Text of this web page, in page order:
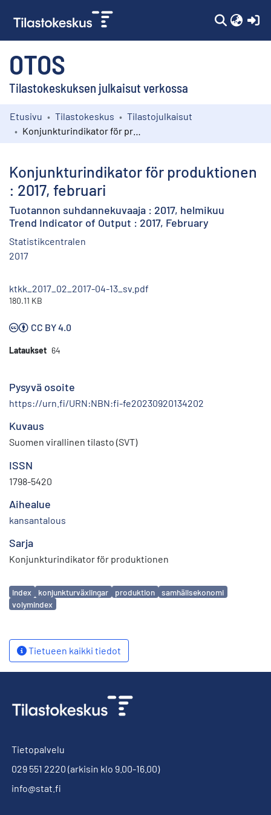
OTOS
Tilastokeskuksen julkaisut verkossa
Kokoelmat
Etusivu Tilastokeskus
Tilastojulkaisut
Konjunkturindikator för produktionen
: 2017, februari
Tuotannon suhdannekuvaaja : 2017, helmikuu
Trend Indicator of Output : 2017, February
Statistikcentralen
2017
ktkk_2017_02_2017-04-13_sv.pdf
180.11 KB
CC BY 4.0
Lataukset 64
Pysyvä osoite
https://urn.fi/URN:NBN:fi-fe20230920134202
Kuvaus
Suomen virallinen tilasto (SVT)
ISSN
1798-5420
Aihealue
kansantalous
Sarja
Konjunkturindikator för produktionen
Avainsanat
index konjunkturväxlingar produktion
samhällsekonomi
volymindex
Tietueen kaikki tiedot
Tietopalvelu
029 551 2220 (arkisin klo 9.00-16.00)
info@stat.fi